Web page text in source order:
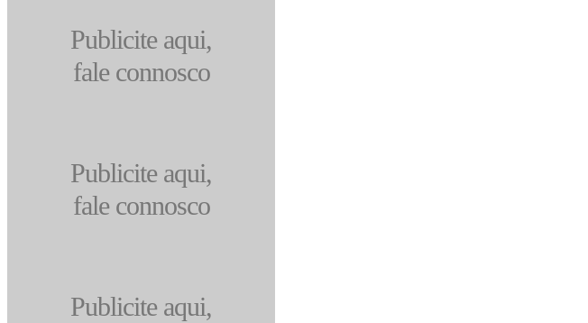
Publicite aqui,
fale connosco
Publicite aqui,
fale connosco
Publicite aqui,